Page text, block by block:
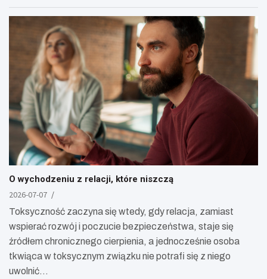
O wychodzeniu z relacji, które niszczą
2026-07-07
Toksyczność zaczyna się wtedy, gdy relacja, zamiast
wspierać rozwój i poczucie bezpieczeństwa, staje się
źródłem chronicznego cierpienia, a jednocześnie osoba
tkwiąca w toksycznym związku nie potrafi się z niego
uwolnić…